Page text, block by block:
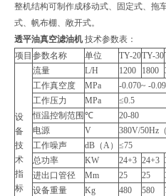
整机结构可制作成移动式、固定式、拖
式、帆布棚、敞开式。
透平油真空滤油机技术参数表：
项目 参数名称 单位 TY-20TY-30
设
备
技
术
指
标
流量 L/H 1200 1800
工作真空度
MPa
-0.070~ -
工作压力
MPa
≤0.5
恒温控制范围℃
20-80
电源
V
380V/50Hz
工作噪声
dB（A） ≤75
总功率
KW 24+3 24+3
进出口管径
Mm 25 25
设备重量
Kg 480 580